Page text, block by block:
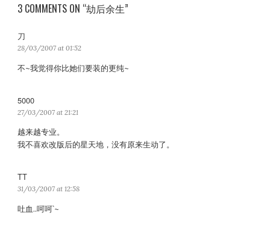
3 COMMENTS ON “劫后余生”
刀
a
28/03/2007 at 01:52
不~我觉得你比她们要装的更纯~
5000
a
s
:
27/03/2007 at 21:21
越来越专业。
我不喜欢改版后的星天地，没有原来生动了。
TT
a
s
31/03/2007 at 12:58
吐血..呵呵`~